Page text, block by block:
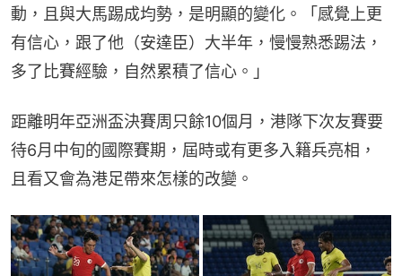
動，且與大馬踢成均勢，是明顯的變化。「感覺上更
有信心，跟了他（安達臣）大半年，慢慢熟悉踢法，
多了比賽經驗，自然累積了信心。」
距離明年亞洲盃決賽周只餘10個月，港隊下次友賽要
待6月中旬的國際賽期，屆時或有更多入籍兵亮相，
且看又會為港足帶來怎樣的改變。